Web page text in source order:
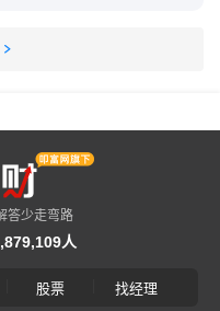
答少走弯路
人
股票 找经理